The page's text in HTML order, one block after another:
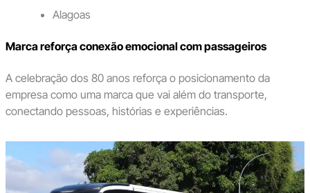
Alagoas
Marca reforça conexão emocional com passageiros
A celebração dos 80 anos reforça o posicionamento da
empresa como uma marca que vai além do transporte,
conectando pessoas, histórias e experiências.